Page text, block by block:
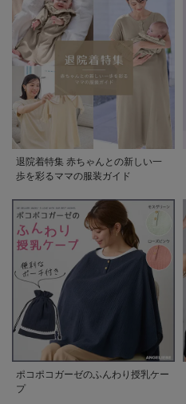
退院着特集 赤ちゃんとの新しい一
歩を彩るママの服装ガイド
ポコポコガーゼのふんわり授乳ケー
プ